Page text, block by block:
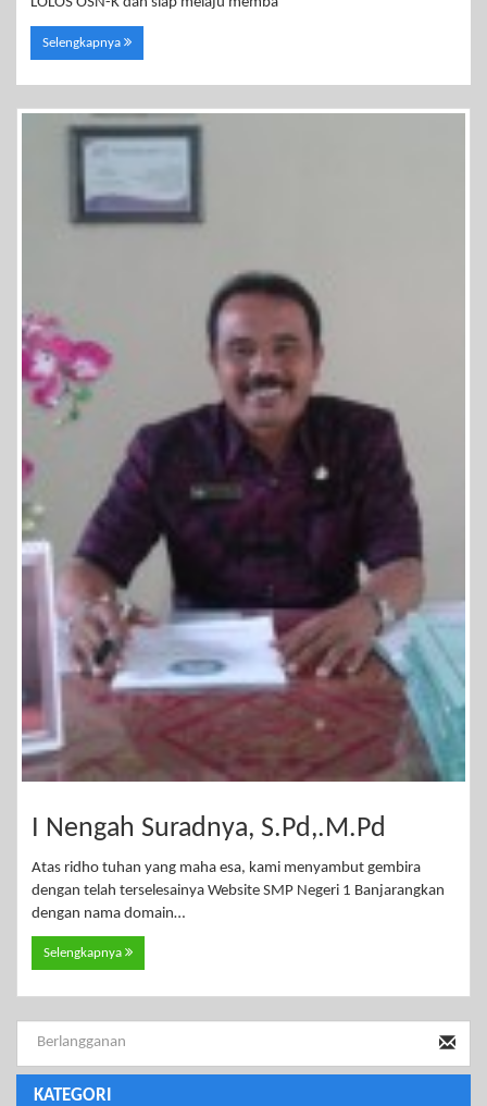
Selengkapnya
I Nengah Suradnya, S.Pd,.M.Pd
Atas ridho tuhan yang maha esa, kami menyambut gembira
dengan telah terselesainya Website SMP Negeri 1 Banjarangkan
dengan nama domain…
Selengkapnya
KATEGORI